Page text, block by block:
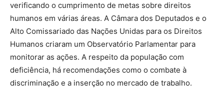
verificando o cumprimento de metas sobre direitos
humanos em várias áreas. A Câmara dos Deputados e o
Alto Comissariado das Nações Unidas para os Direitos
Humanos criaram um Observatório Parlamentar para
monitorar as ações. A respeito da população com
deficiência, há recomendações como o combate à
discriminação e a inserção no mercado de trabalho.